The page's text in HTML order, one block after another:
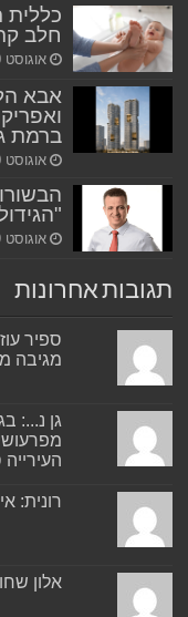
חלב
אוגוסט 10, 2026
אבא
ברמת
אוגוסט 10, 2026
אוגוסט 9, 2026
תגובות אחרונות
ספיר
מגיבה
גן נ...:
העירייה
רונית:
אלון